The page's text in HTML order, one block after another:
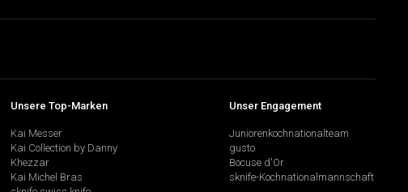
Unsere Top-Marken
Kai Messer
Kai Collection by Danny
Khezzar
Kai Michel Bras
Unser Engagement
Juniorenkochnationalteam
gusto
Bocuse d'Or
sknife-Kochnationalmannschaft